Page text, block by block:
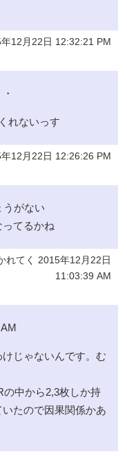
12月22日 12:32:21 PM
れないっす
12月22日 12:26:26 PM
うがない
てるかね
てく 2015年12月22日
11:03:39 AM
じゃないんです。む
の中から2,3枚しか持
たので因果関係かあ